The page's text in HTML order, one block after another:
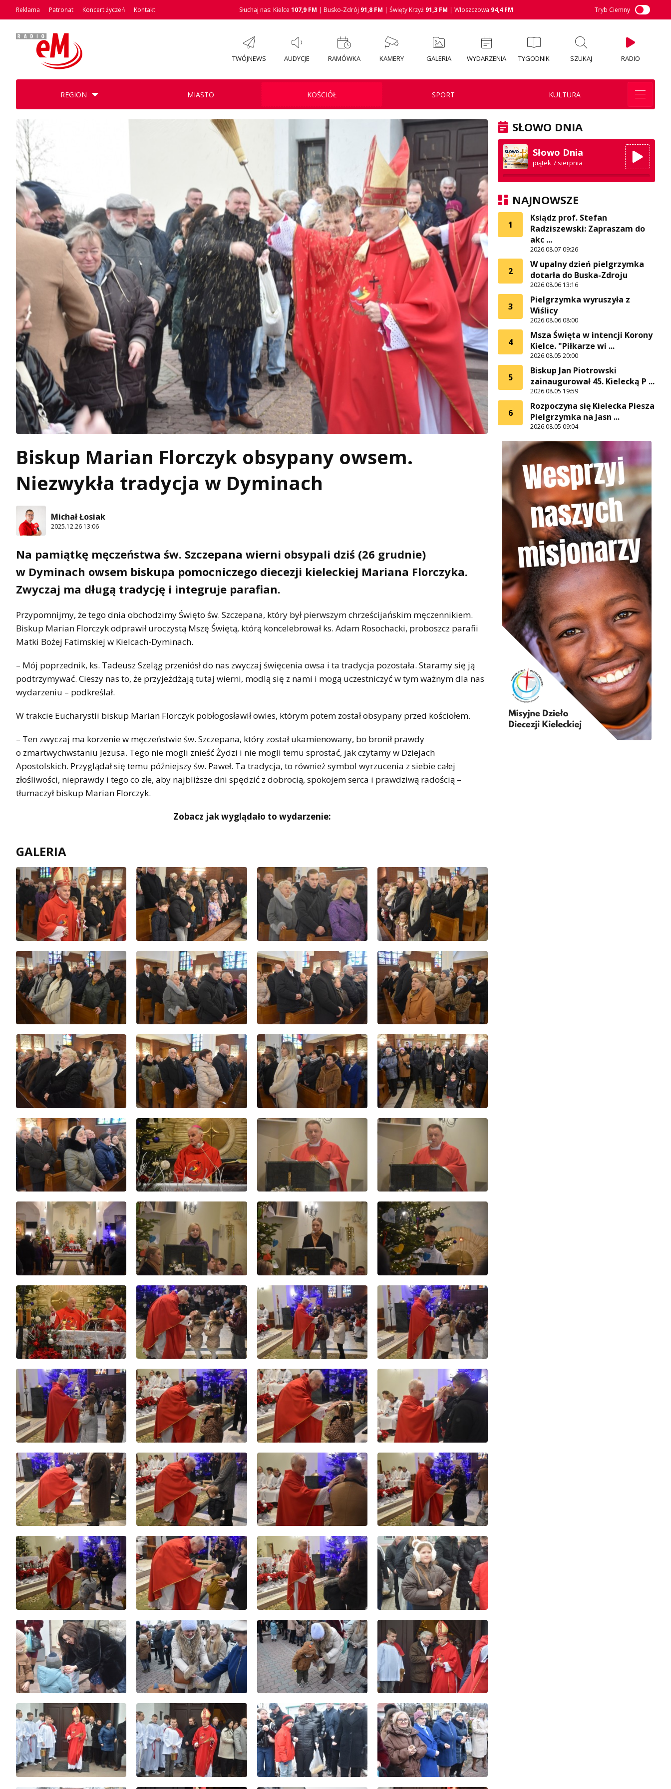
Reklama Patronat Koncert życzeń Kontakt Słuchaj nas: Kielce 107,9 FM | Busko-Zdrój 91,8 FM | Święty Krzyż 91,3 FM | Włoszczowa 94,4 FM Tryb Ciemny
TWÓJNEWS AUDYCJE RAMÓWKA KAMERY GALERIA WYDARZENIA TYGODNIK SZUKAJ RADIO
REGION MIASTO KOŚCIÓŁ SPORT KULTURA
Biskup Marian Florczyk obsypany owsem.
Niezwykła tradycja w Dyminach
Michał Łosiak
2025.12.26 13:06
Na pamiątkę męczeństwa św. Szczepana wierni obsypali dziś (26 grudnie)
w Dyminach owsem biskupa pomocniczego diecezji kieleckiej Mariana Florczyka.
Zwyczaj ma długą tradycję i integruje parafian.
Przypomnijmy, że tego dnia obchodzimy Święto św. Szczepana, który był pierwszym chrześcijańskim męczennikiem.
Biskup Marian Florczyk odprawił uroczystą Mszę Świętą, którą koncelebrował ks. Adam Rosochacki, proboszcz parafii
Matki Bożej Fatimskiej w Kielcach-Dyminach.
– Mój poprzednik, ks. Tadeusz Szeląg przeniósł do nas zwyczaj święcenia owsa i ta tradycja pozostała. Staramy się ją
podtrzymywać. Cieszy nas to, że przyjeżdżają tutaj wierni, modlą się z nami i mogą uczestniczyć w tym ważnym dla nas
wydarzeniu – podkreślał.
W trakcie Eucharystii biskup Marian Florczyk pobłogosławił owies, którym potem został obsypany przed kościołem.
– Ten zwyczaj ma korzenie w męczeństwie św. Szczepana, który został ukamienowany, bo bronił prawdy
o zmartwychwstaniu Jezusa. Tego nie mogli znieść Żydzi i nie mogli temu sprostać, jak czytamy w Dziejach
Apostolskich. Przyglądał się temu późniejszy św. Paweł. Ta tradycja, to również symbol wyrzucenia z siebie całej
złośliwości, nieprawdy i tego co złe, aby najbliższe dni spędzić z dobrocią, spokojem serca i prawdziwą radością –
tłumaczył biskup Marian Florczyk.
Zobacz jak wyglądało to wydarzenie:
GALERIA
SŁOWO DNIA
Słowo Dnia
piątek 7 sierpnia
NAJNOWSZE
1
Ksiądz prof. Stefan
Radziszewski: Zapraszam do
akc ...
2026.08.07 09:26
2
W upalny dzień pielgrzymka
dotarła do Buska-Zdroju
2026.08.06 13:16
3
Pielgrzymka wyruszyła z
Wiślicy
2026.08.06 08:00
4
Msza Święta w intencji Korony
Kielce. "Piłkarze wi ...
2026.08.05 20:00
5
Biskup Jan Piotrowski
zainaugurował 45. Kielecką P ...
2026.08.05 19:59
6
Rozpoczyna się Kielecka Piesza
Pielgrzymka na Jasn ...
2026.08.05 09:04